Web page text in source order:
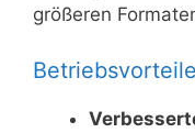
größeren
Betriebsvorteile